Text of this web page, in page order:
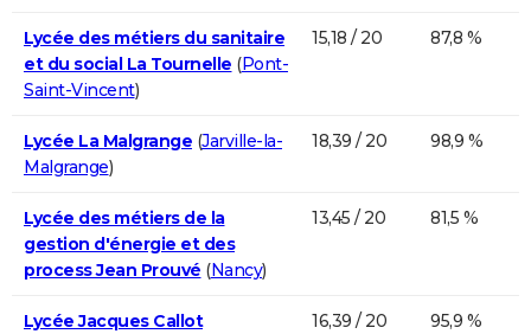
Lycée des métiers du sanitaire
et du social La Tournelle (Pont-
Saint-Vincent)
15,18 / 20 87,8 %
Lycée La Malgrange (Jarville-la-
Malgrange)
18,39 / 20 98,9 %
Lycée des métiers de la
gestion d'énergie et des
process Jean Prouvé (Nancy)
13,45 / 20 81,5 %
Lycée Jacques Callot
16,39 / 20 95,9 %